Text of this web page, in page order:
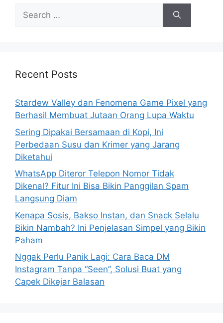
h
r
:
Recent Posts
Stardew Valley dan Fenomena Game Pixel yang
Berhasil Membuat Jutaan Orang Lupa Waktu
Sering Dipakai Bersamaan di Kopi, Ini
Perbedaan Susu dan Krimer yang Jarang
Diketahui
WhatsApp Diteror Telepon Nomor Tidak
Dikenal? Fitur Ini Bisa Bikin Panggilan Spam
Langsung Diam
Kenapa Sosis, Bakso Instan, dan Snack Selalu
Bikin Nambah? Ini Penjelasan Simpel yang Bikin
Paham
Nggak Perlu Panik Lagi: Cara Baca DM
Instagram Tanpa “Seen”, Solusi Buat yang
Capek Dikejar Balasan